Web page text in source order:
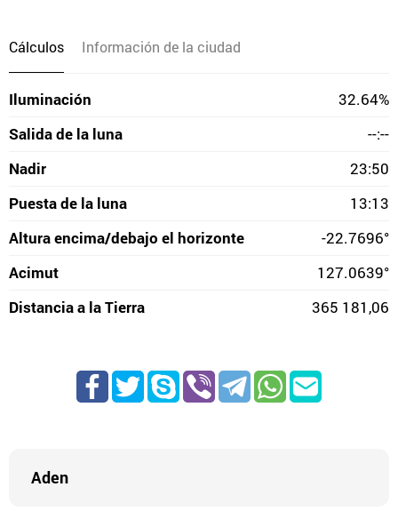
Cálculos Información de la ciudad
Iluminación
32.64%
Salida de la luna
--:--
Nadir
23:50
Puesta de la luna
13:13
Altura encima/debajo el horizonte
-22.7696°
Acimut
127.0639°
Distancia a la Tierra
365 181,06
Aden